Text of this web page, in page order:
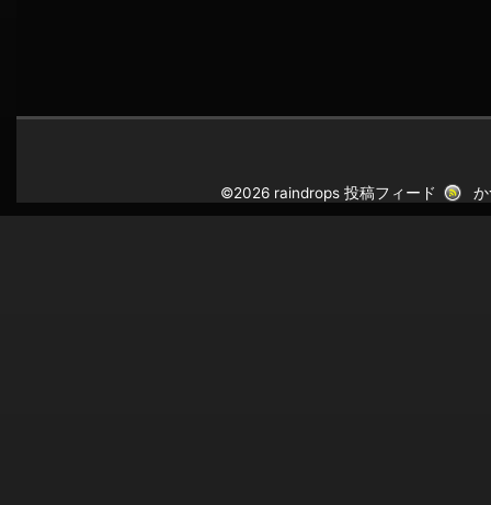
©2026 raindrops投稿フィード